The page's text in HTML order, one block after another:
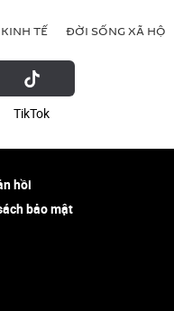
KINH TẾ ĐỜI SỐNG XÃ HỘI
ТikТоk
hồi
bảo mật